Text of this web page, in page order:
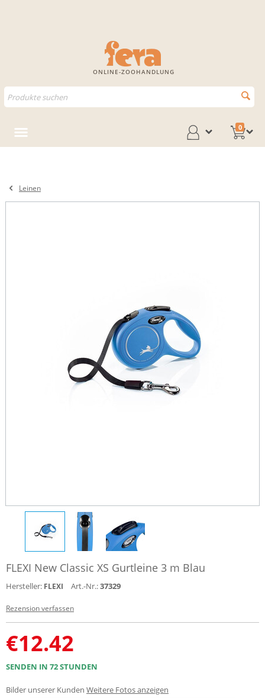
ONLINE-ZOOHANDLUNG
0
Leinen
FLEXI New Classic XS Gurtleine 3 m Blau
Hersteller: FLEXI Art.-Nr.:37329
Rezension verfassen
€12.42
SENDEN IN 72 STUNDEN
Bilder unserer Kunden Weitere Fotos anzeigen